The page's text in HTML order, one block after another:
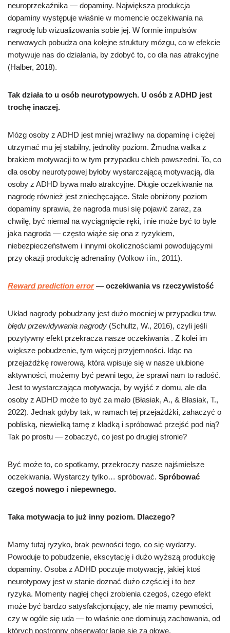
neuroprzekaźnika — dopaminy. Największa produkcja
dopaminy występuje właśnie w momencie oczekiwania na
nagrodę lub wizualizowania sobie jej. W formie impulsów
nerwowych pobudza ona kolejne struktury mózgu, co w efekcie
motywuje nas do działania, by zdobyć to, co dla nas atrakcyjne
(Halber, 2018).
Tak działa to u osób neurotypowych. U osób z ADHD jest
trochę inaczej.
Mózg osoby z ADHD jest mniej wrażliwy na dopaminę i ciężej
utrzymać mu jej stabilny, jednolity poziom. Żmudna walka z
brakiem motywacji to w tym przypadku chleb powszedni. To, co
dla osoby neurotypowej byłoby wystarczającą motywacją, dla
osoby z ADHD bywa mało atrakcyjne. Długie oczekiwanie na
nagrodę również jest zniechęcające. Stale obniżony poziom
dopaminy sprawia, że nagroda musi się pojawić zaraz, za
chwilę, być niemal na wyciągnięcie ręki, i nie może być to byle
jaka nagroda — często wiąże się ona z ryzykiem,
niebezpieczeństwem i innymi okolicznościami powodującymi
przy okazji produkcję adrenaliny (Volkow i in., 2011).
Reward prediction error — oczekiwania vs rzeczywistość
Układ nagrody pobudzany jest dużo mocniej w przypadku tzw.
błędu przewidywania nagrody (Schultz, W., 2016), czyli jeśli
pozytywny efekt przekracza nasze oczekiwania . Z kolei im
większe pobudzenie, tym więcej przyjemności. Idąc na
przejażdżkę rowerową, która wpisuje się w nasze ulubione
aktywności, możemy być pewni tego, że sprawi nam to radość.
Jest to wystarczająca motywacja, by wyjść z domu, ale dla
osoby z ADHD może to być za mało (Błasiak, A., & Błasiak, T.,
2022). Jednak gdyby tak, w ramach tej przejażdżki, zahaczyć o
pobliską, niewielką tamę z kładką i spróbować przejść pod nią?
Tak po prostu — zobaczyć, co jest po drugiej stronie?
Być może to, co spotkamy, przekroczy nasze najśmielsze
oczekiwania. Wystarczy tylko… spróbować. Spróbować
czegoś nowego i niepewnego.
Taka motywacja to już inny poziom. Dlaczego?
Mamy tutaj ryzyko, brak pewności tego, co się wydarzy.
Powoduje to pobudzenie, ekscytację i dużo wyższą produkcję
dopaminy. Osoba z ADHD poczuje motywację, jakiej ktoś
neurotypowy jest w stanie doznać dużo częściej i to bez
ryzyka. Momenty nagłej chęci zrobienia czegoś, czego efekt
może być bardzo satysfakcjonujący, ale nie mamy pewności,
czy w ogóle się uda — to właśnie one dominują zachowania, od
których postronny obserwator łapie się za głowę.